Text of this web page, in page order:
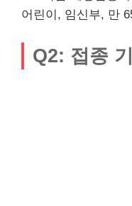
어린이, 임신부, 만
Q2: 접종